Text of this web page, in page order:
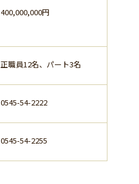
400,000,000円
正職員12名、パート3名
0545-54-2222
0545-54-2255